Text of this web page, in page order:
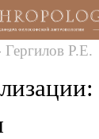
Гергилов Р.Е.